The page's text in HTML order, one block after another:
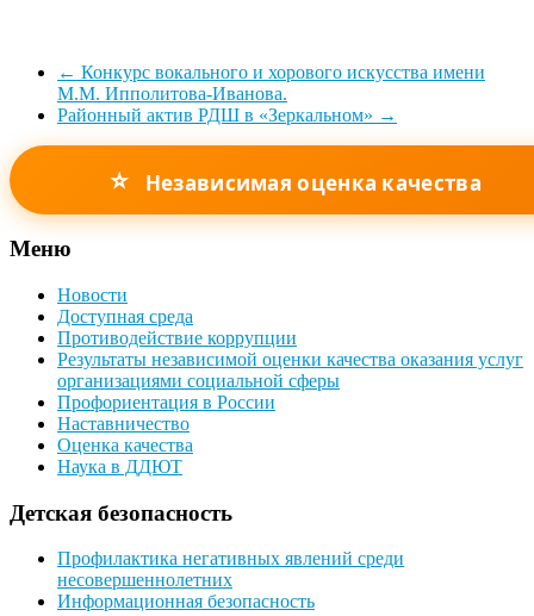
← Конкурс вокального и хорового искусства имени
М.М. Ипполитова-Иванова.
Районный актив РДШ в «Зеркальном» →
⭐ Независимая оценка качества
Меню
Новости
Доступная среда
Противодействие коррупции
Результаты независимой оценки качества оказания услуг
организациями социальной сферы
Профориентация в России
Наставничество
Оценка качества
Наука в ДДЮТ
Детская безопасность
Профилактика негативных явлений среди
несовершеннолетних
Информационная безопасность